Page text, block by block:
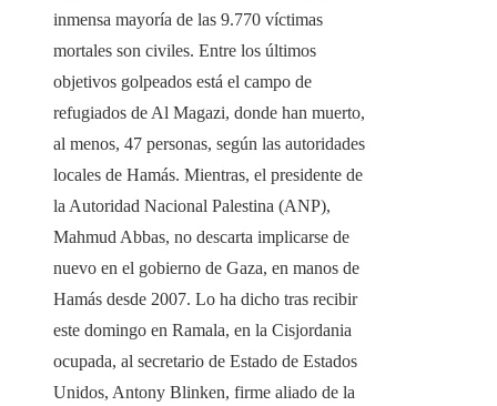
inmensa mayoría de las 9.770 víctimas
mortales son civiles. Entre los últimos
objetivos golpeados está el campo de
refugiados de Al Magazi, donde han muerto,
al menos, 47 personas, según las autoridades
locales de Hamás. Mientras, el presidente de
la Autoridad Nacional Palestina (ANP),
Mahmud Abbas, no descarta implicarse de
nuevo en el gobierno de Gaza, en manos de
Hamás desde 2007. Lo ha dicho tras recibir
este domingo en Ramala, en la Cisjordania
ocupada, al secretario de Estado de Estados
Unidos, Antony Blinken, firme aliado de la